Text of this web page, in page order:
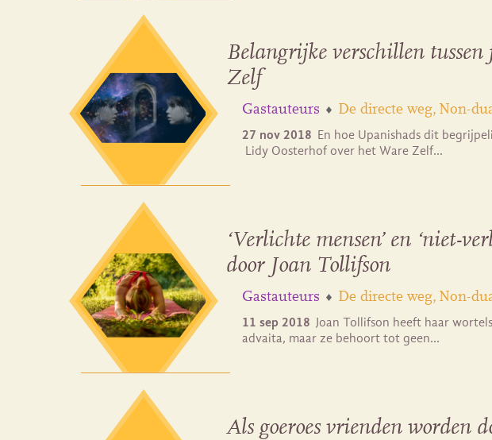
Belangrijke verschillen tussen
Zelf
Gastauteurs De directe weg Non-
27 nov 2018 En hoe Upanishads dit
Lidy Oosterhof over het Ware Zelf…
‘Verlichte mensen’ en ‘niet-
door Joan Tollifson
Gastauteurs De directe weg Non-
11 sep 2018 Joan Tollifson heeft haar
advaita, maar ze behoort tot geen…
Als goeroes vrienden worden